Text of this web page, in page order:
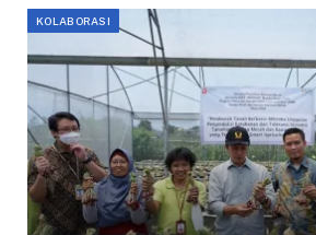
KOLABORASI